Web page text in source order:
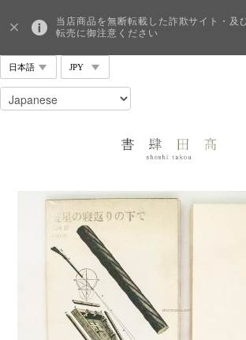
当店商品を無断転載した詐欺サイト・及
転売に御注意ください